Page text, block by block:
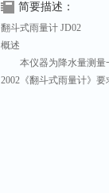
简要描述：
翻斗式雨量计 JD02
概述
本仪器为降水量测量
2002《翻斗式雨量计》要